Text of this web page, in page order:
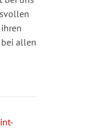
bei allen